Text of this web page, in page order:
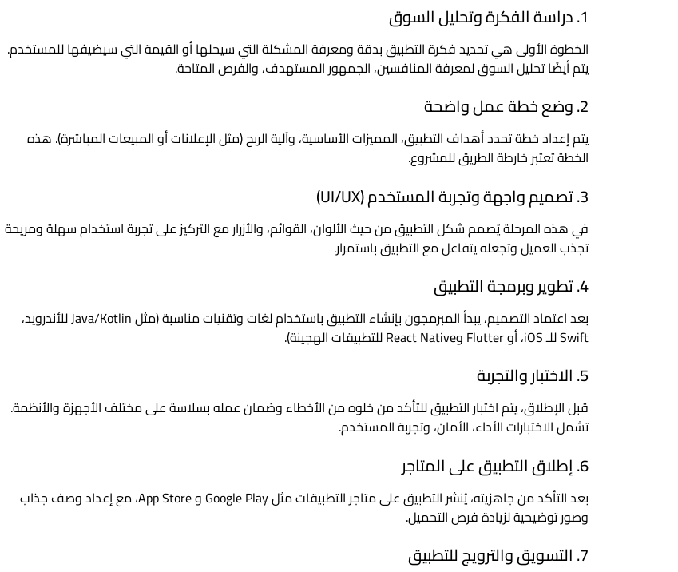
1. دراسة الفكرة وتحليل السوق
الخطوة الأولى هي تحديد فكرة التطبيق بدقة ومعرفة المشكلة التي سيحلها أو القيمة التي سيضيفها للمستخدم.
يتم أيضًا تحليل السوق لمعرفة المنافسين، الجمهور المستهدف، والفرص المتاحة.
2. وضع خطة عمل واضحة
يتم إعداد خطة تحدد أهداف التطبيق، المميزات الأساسية، وآلية الربح (مثل الإعلانات أو المبيعات المباشرة). هذه
الخطة تعتبر خارطة الطريق للمشروع.
3. تصميم واجهة وتجربة المستخدم (UI/UX)
في هذه المرحلة يُصمم شكل التطبيق من حيث الألوان، القوائم، والأزرار مع التركيز على تجربة استخدام سهلة ومريحة
تجذب العميل وتجعله يتفاعل مع التطبيق باستمرار.
4. تطوير وبرمجة التطبيق
بعد اعتماد التصميم، يبدأ المبرمجون بإنشاء التطبيق باستخدام لغات وتقنيات مناسبة (مثل Java/Kotlin للأندرويد،
Swift للـ iOS، أو Flutter وReact Native للتطبيقات الهجينة).
5. الاختبار والتجربة
قبل الإطلاق، يتم اختبار التطبيق للتأكد من خلوه من الأخطاء وضمان عمله بسلاسة على مختلف الأجهزة والأنظمة.
تشمل الاختبارات الأداء، الأمان، وتجربة المستخدم.
6. إطلاق التطبيق على المتاجر
بعد التأكد من جاهزيته، يُنشر التطبيق على متاجر التطبيقات مثل Google Play و App Store، مع إعداد وصف جذاب
وصور توضيحية لزيادة فرص التحميل.
7. التسويق والترويج للتطبيق